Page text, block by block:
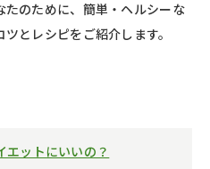
のために、簡単・ヘルシーな
とレシピをご紹介します。
エットにいいの？